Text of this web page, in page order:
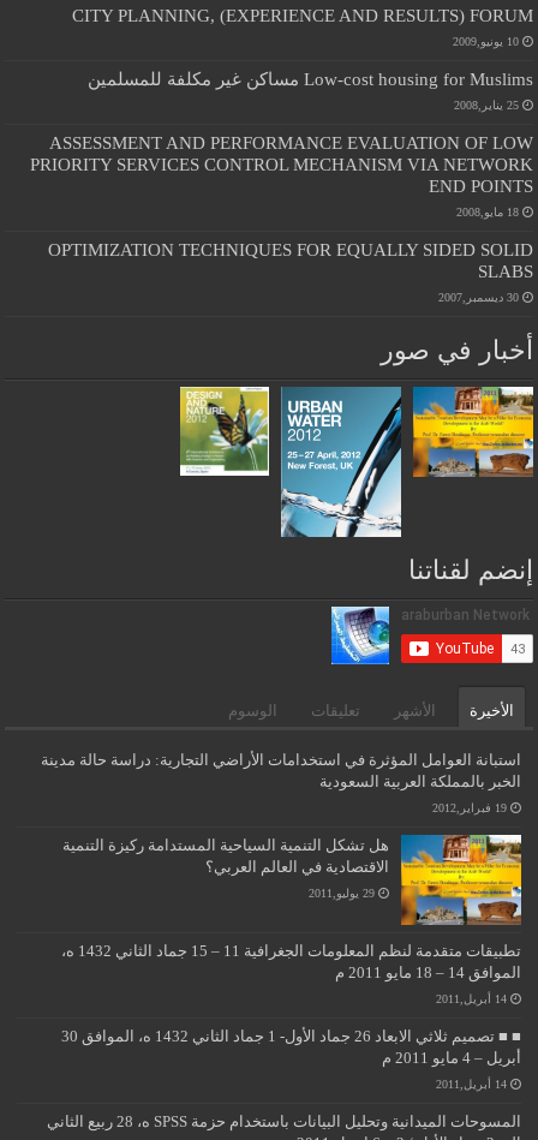
CITY PLANNING, (EXPERIENCE AND RESULTS) FORUM
10 يونيو,2009
Low-cost housing for Muslims مساكن غير مكلفة للمسلمين
25 يناير,2008
ASSESSMENT AND PERFORMANCE EVALUATION OF LOW
PRIORITY SERVICES CONTROL MECHANISM VIA NETWORK
END POINTS
18 مايو,2008
OPTIMIZATION TECHNIQUES FOR EQUALLY SIDED SOLID
SLABS
30 ديسمبر,2007
أخبار في صور
إنضم لقناتنا
الأخيرة الأشهر تعليقات الوسوم
استبانة العوامل المؤثرة في استخدامات الأراضي التجارية: دراسة حالة مدينة
الخبر بالمملكة العربية السعودية
19 فبراير,2012
هل تشكل التنمية السياحية المستدامة ركيزة التنمية
الاقتصادية في العالم العربي؟
29 يوليو,2011
تطبيقات متقدمة لنظم المعلومات الجغرافية 11 – 15 جماد الثاني 1432 ه،
الموافق 14 – 18 مايو 2011 م
14 أبريل,2011
■ ■ تصميم ثلاثي الابعاد 26 جماد الأول- 1 جماد الثاني 1432 ه، الموافق 30
أبريل – 4 مايو 2011 م
14 أبريل,2011
المسوحات الميدانية وتحليل البيانات باستخدام حزمة SPSS ه، 28 ربيع الثاني